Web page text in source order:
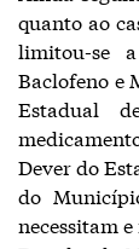
quanto ao
limitou-se
Baclofeno e
Estadual
Dever do
do
necessitam